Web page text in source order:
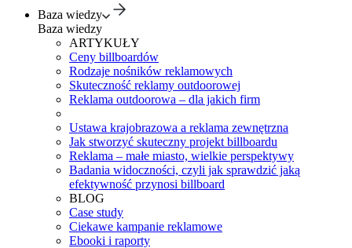
Baza wiedzy
Baza wiedzy
ARTYKUŁY
Ceny billboardów
Rodzaje nośników reklamowych
Skuteczność reklamy outdoorowej
Reklama outdoorowa – dla jakich firm
Ustawa krajobrazowa a reklama zewnętrzna
Jak stworzyć skuteczny projekt billboardu
Reklama – małe miasto, wielkie perspektywy
Badania widoczności, czyli jak sprawdzić jaką
efektywność przynosi billboard
BLOG
Case study
Ciekawe kampanie reklamowe
Ebooki i raporty